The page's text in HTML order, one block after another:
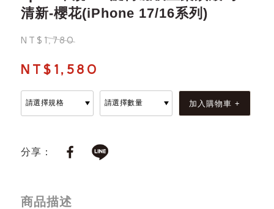
清新-櫻花(iPhone 17/16系列)
NT$1,780
NT$1,580
分享：
商品描述